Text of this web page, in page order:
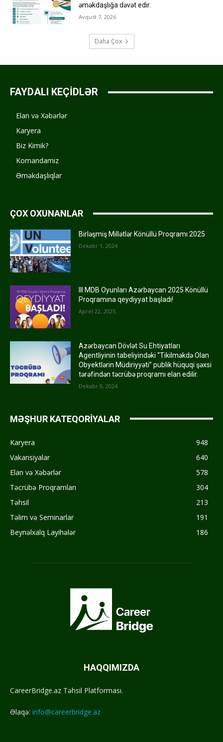
əməkdaşlığa dəvət edir.
Avqust 7, 2026
Daha Çox
FAYDALI KEÇİDLƏR
Elan və Xəbərlər
Karyera
Biz Kimik?
Komandamız
Əməkdaşlıqlar
ÇOX OXUNANLAR
Birləşmiş Millətlər Könüllü Proqramı 2025
Dekabr 1, 2024
III MDB Oyunları Azərbaycan 2025 Könüllü
Proqramına qeydiyyat başladı!
Aprel 22, 2025
Azərbaycan Dövlət Su Ehtiyatları
Agentliyinin tabeliyindəki “Tikilməkdə Olan
Obyektlərin Müdiriyyəti” publik hüquqi şəxsi
tərəfindən təcrübə proqramı elan edilir.
Dekabr 9, 2024
MƏŞHUR KATEQORİYALAR
Karyera
948
Vakansiyalar
640
Elan və Xəbərlər
578
Təcrübə Proqramları
304
Təhsil
213
Təlim və Seminarlar
191
Beynəlxalq Layihələr
186
HAQQIMIZDA
CareerBridge.az Təhsil Platforması.
Əlaqə: info@careerbridge.az